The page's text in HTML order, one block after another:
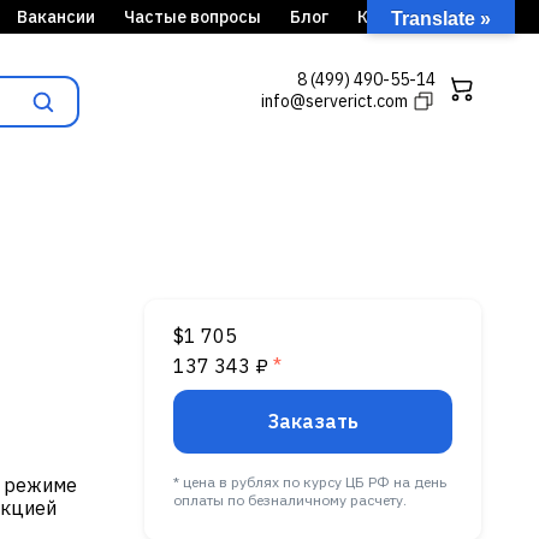
Вакансии Частые вопросы Блог Кейсы
8 (499) 490-55-14
info@serverict.com
режиме
$1 705
137 343 ₽ *
Заказать
* цена в рублях по курсу ЦБ РФ на день
оплаты по безналичному расчету.
Translate »